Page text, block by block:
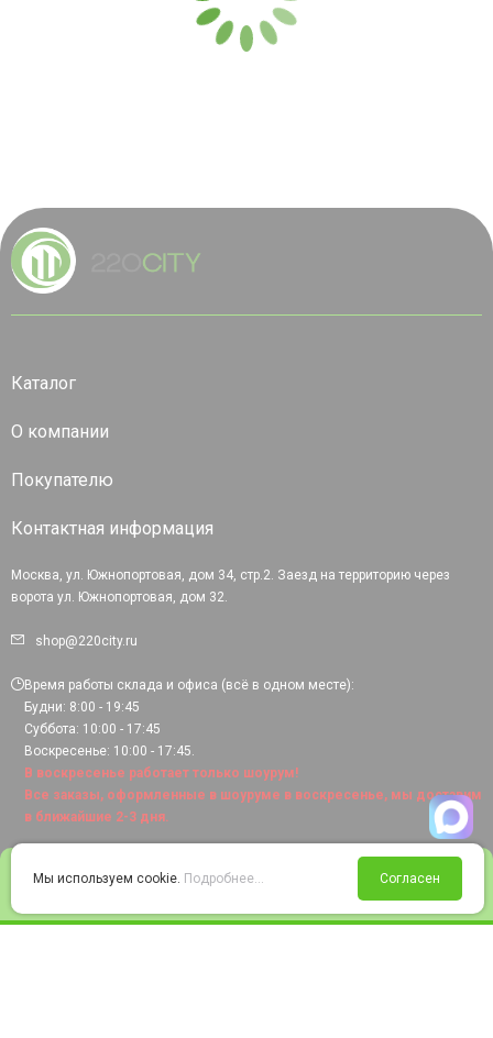
Войти Избранное Корзина
Каталог
О компании
Покупателю
Контактная информация
Москва, ул. Южнопортовая, дом 34, стр.2. Заезд на территорию через
ворота ул. Южнопортовая, дом 32.
shop@220city.ru
Время работы склада и офиса (всё в одном месте):
Будни: 8:00 - 19:45
Суббота: 10:00 - 17:45
Воскресенье: 10:00 - 17:45.
В воскресенье работает только шоурум!
Все заказы, оформленные в шоуруме в воскресенье, мы доставим
в ближайшие 2-3 дня.
Мы используем cookie. Подробнее... Согласен